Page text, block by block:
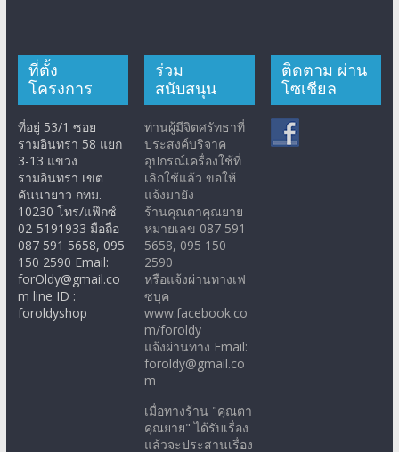
ที่ตั้ง
โครงการ
ที่อยู่ 53/1 ซอย
รามอินทรา 58 แยก
3-13 แขวง
รามอินทรา เขต
คันนายาว กทม.
10230 โทร/แฟ๊กซ์
02-5191933 มือถือ
087 591 5658, 095
150 2590 Email:
forOldy@gmail.co
m line ID :
foroldyshop
ร่วม
สนับสนุน
ท่านผู้มีจิตศรัทธาที่
ประสงค์บริจาค
อุปกรณ์เครื่องใช้ที่
เลิกใช้แล้ว ขอให้
แจ้งมายัง
ร้านคุณตาคุณยาย
หมายเลข 087 591
5658, 095 150
2590
หรือแจ้งผ่านทางเฟ
ซบุค
www.facebook.co
m/foroldy
แจ้งผ่านทาง Email:
foroldy@gmail.co
m
เมื่อทางร้าน "คุณตา
คุณยาย" ได้รับเรื่อง
แล้วจะประสานเรื่อง
ติดตาม ผ่าน
โซเชียล